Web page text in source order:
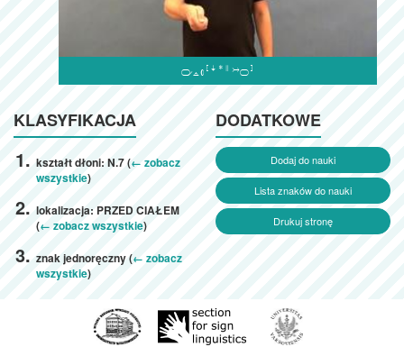

KLASYFIKACJA
kształt dłoni: N.7 (← zobacz
wszystkie)
lokalizacja: PRZED CIAŁEM
(← zobacz wszystkie)
znak jednoręczny (← zobacz
wszystkie)
DODATKOWE
Dodaj do nauki
Lista znaków do nauki
Drukuj stronę